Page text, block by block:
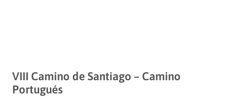
VIII Camino de Santiago – Camino
Portugués